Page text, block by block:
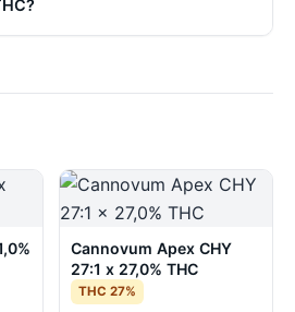
Cannovum Apex CHY
27:1 x 27,0% THC
THC 27%